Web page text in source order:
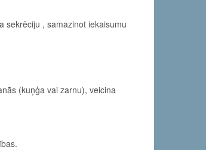
sekrēciju , samazinot iekaisumu
(kuņģa vai zarnu), veicina